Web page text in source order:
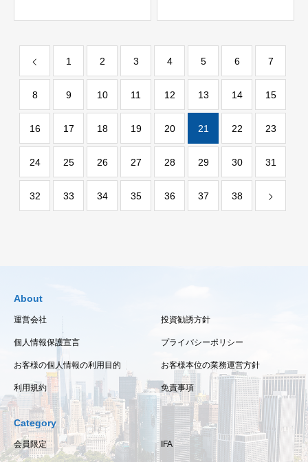
1 2 3 4 5 6 7
8 9 10 11 12 13 14 15
16 17 18 19 20 21 22 23
24 25 26 27 28 29 30 31
32 33 34 35 36 37 38
About
運営会社 投資勧誘方針
個人情報保護宣言 プライバシーポリシー
お客様の個人情報の利用目的 お客様本位の業務運営方針
利用規約 免責事項
Category
会員限定 IFA